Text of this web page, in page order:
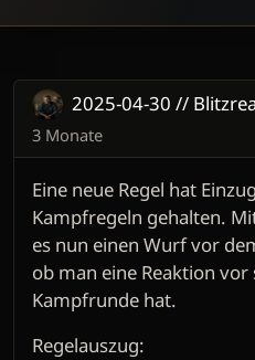
2025-04-30 //
3 Monate
Eine neue Regel hat
Kampfregeln gehalten.
es nun einen Wurf vor
ob man eine Reaktion vor
Kampfrunde hat.
Regelauszug: